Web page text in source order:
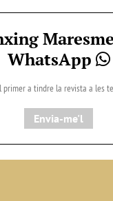
WhatsApp
primer a tindre la revista a les
Envia-me'l